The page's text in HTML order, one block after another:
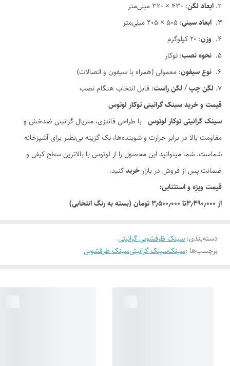
ابعاد لگن: 430 × 320 میلی‌متر
ابعاد سینی: 505 × 405 میلی‌متر
وزن: ۲۰ کیلوگرم
نحوه نصب: توکار
نوع سیفون: معمولی (همراه با سیفون و اتصالات)
لگن چپ/لگن راست: قابل انتخاب هنگام نصب
قیمت و خرید سینک گرانیتی توکار لوتوس
سینک گرانیتی توکار لوتوس با طراحی فانتزی، متریال گرانیتی ضدخش و
مقاومت بالا در برابر حرارت و شوینده‌ها، یک گزینه بی‌نظیر برای آشپزخانه
شماست. شما میتوانید این محصول را از لوتوس با بالاترین سطح کیفی و
ضمانت پس از فروش در بازار خریدکنید.
قیمت ویژه و استثنایی:
از ۳٫۴۹۰٫۰۰۰تا ۳٫۵۰۰٫۰۰۰ تومان (بسته به رنگ انتخابی)
دسته‌بندی: سینک ظرفشویی گرانیتی
برچسب‌ها :سینکسینک گرانیتیسینک ظرفشویی